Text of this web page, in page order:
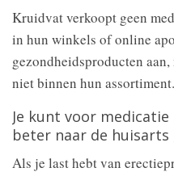
Kruidvat verkoopt geen
in hun winkels of online
gezondheidsproducten
niet binnen hun assortiment.
Je kunt voor
beter naar de huisarts
Als je last hebt van